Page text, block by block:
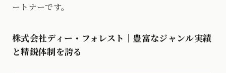
ートナーです。
株式会社ディー・フォレスト ｜豊富なジャンル実績
と精鋭体制を誇る